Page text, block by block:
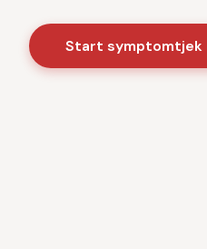
Start symptomtjek